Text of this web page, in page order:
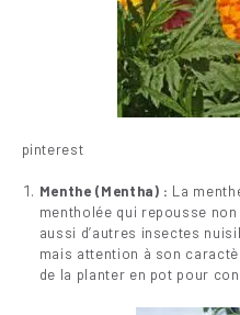
pinterest
Menthe (Mentha) : La
mentholée qui repousse
aussi d’autres insectes
mais attention à son
de la planter en pot pour